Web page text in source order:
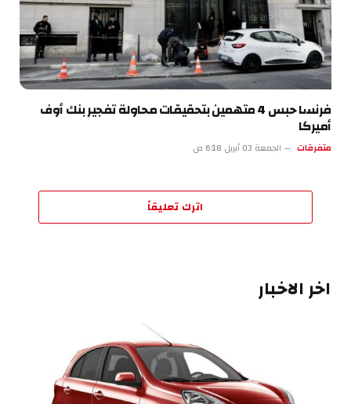
فرنسا حبس 4 متهمين بتحقيقات محاولة تفجير بنك أوف
أميركا
متفرقات الجمعة 03 أبريل 6:18 ص
اترك تعليقاً
اخر الاخبار